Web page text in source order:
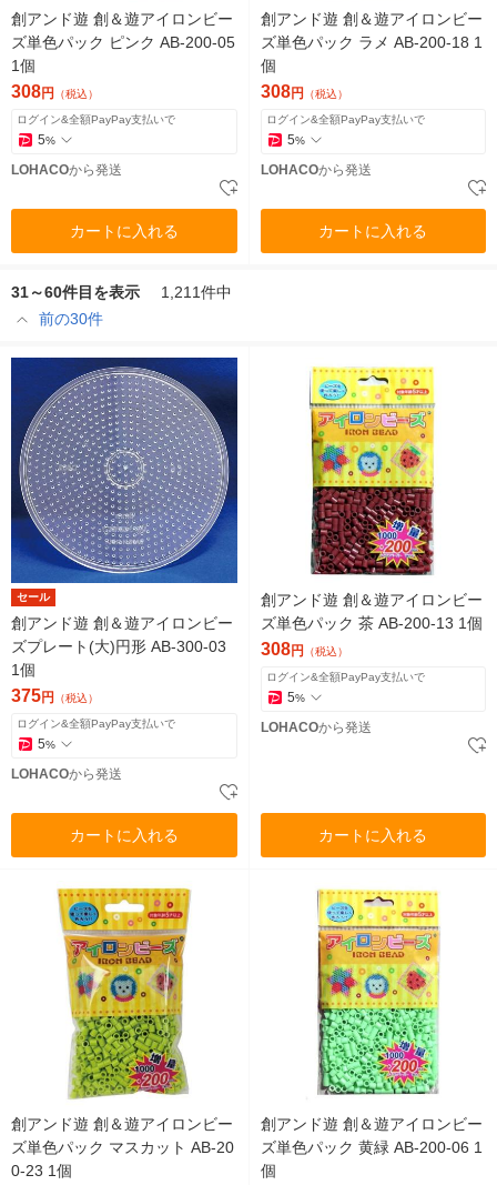
創アンド遊 創＆遊アイロンビー
ズ単色パック ピンク AB-200-05
1個
308円 （税込）
ログイン&全額PayPay支払いで
5%
LOHACOから発送
カートに入れる
創アンド遊 創＆遊アイロンビー
ズ単色パック ラメ AB-200-18 1
個
308円 （税込）
ログイン&全額PayPay支払いで
5%
LOHACOから発送
カートに入れる
31～60件目を表示
1,211件中
前の30件
セール
創アンド遊 創＆遊アイロンビー
ズプレート(大)円形 AB-300-03
1個
375円 （税込）
ログイン&全額PayPay支払いで
5%
LOHACOから発送
カートに入れる
創アンド遊 創＆遊アイロンビー
ズ単色パック 茶 AB-200-13 1個
308円 （税込）
ログイン&全額PayPay支払いで
5%
LOHACOから発送
カートに入れる
創アンド遊 創＆遊アイロンビー
ズ単色パック マスカット AB-20
0-23 1個
創アンド遊 創＆遊アイロンビー
ズ単色パック 黄緑 AB-200-06 1
個